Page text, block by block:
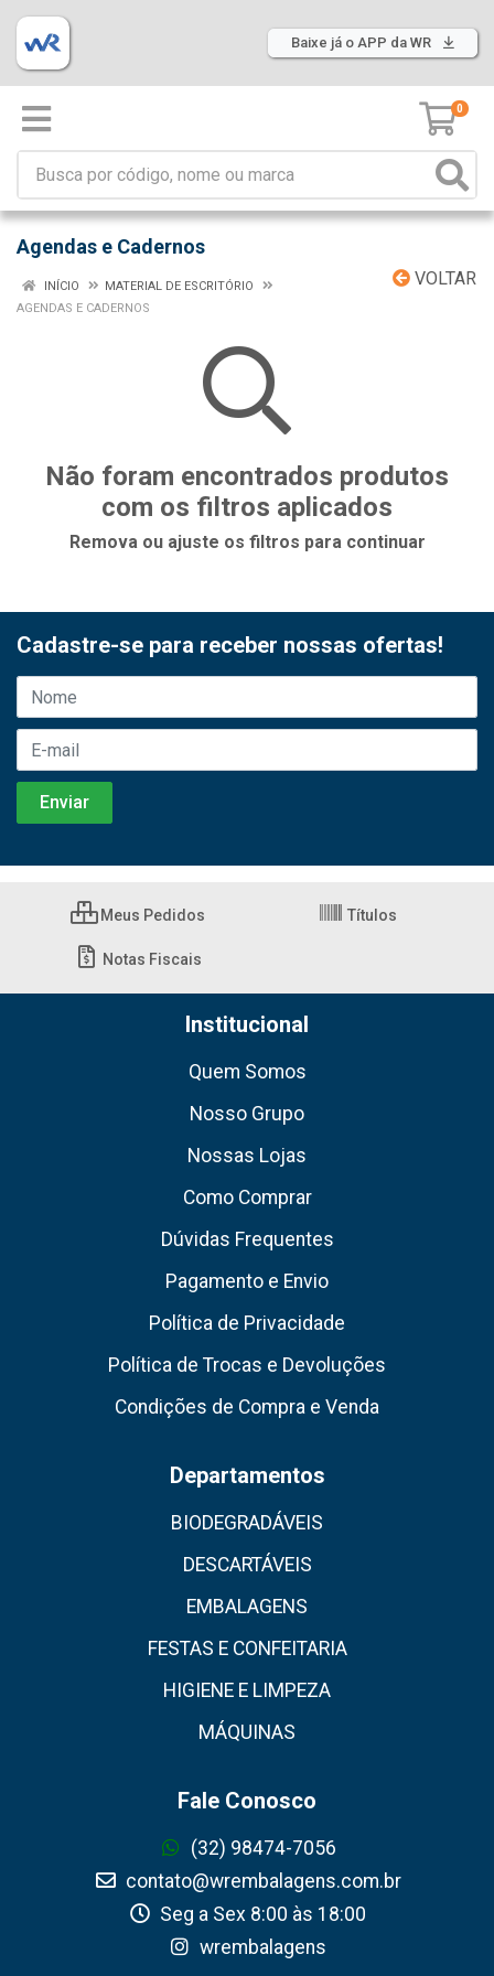
Baixe já o APP da WR
0
Agendas e Cadernos
VOLTAR
INÍCIO
MATERIAL DE ESCRITÓRIO
AGENDAS E CADERNOS
Não foram encontrados produtos
com os filtros aplicados
Remova ou ajuste os filtros para continuar
Cadastre-se para receber nossas ofertas!
Meus Pedidos Títulos
Notas Fiscais
Institucional
Quem Somos
Nosso Grupo
Nossas Lojas
Como Comprar
Dúvidas Frequentes
Pagamento e Envio
Política de Privacidade
Política de Trocas e Devoluções
Condições de Compra e Venda
Departamentos
BIODEGRADÁVEIS
DESCARTÁVEIS
EMBALAGENS
FESTAS E CONFEITARIA
HIGIENE E LIMPEZA
MÁQUINAS
Fale Conosco
(32) 98474-7056
contato@wrembalagens.com.br
Seg a Sex 8:00 às 18:00
wrembalagens